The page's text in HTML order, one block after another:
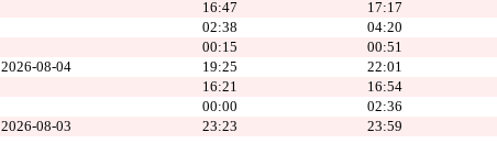
16:47 17:17
02:38 04:20
00:15 00:51
2026-08-04 19:25 22:01
16:21 16:54
00:00 02:36
2026-08-03 23:23 23:59